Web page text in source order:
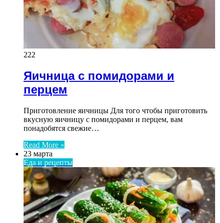
222
Яичница с помидорами и
перцем
Приготовление яичницы Для того чтобы приготовить
вкусную яичницу с помидорами и перцем, вам
понадобятся свежие…
Read More »
23 марта
Еда и рецепты